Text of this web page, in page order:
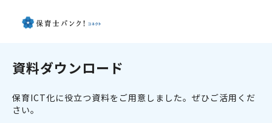
資料ダウンロード
保育ICT化に役立つ資料をご用意しました。ぜひご活用くだ
さい。